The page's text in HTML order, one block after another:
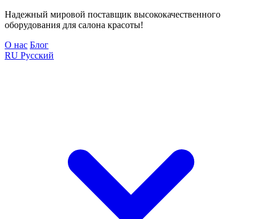
Надежный мировой поставщик высококачественного
оборудования для салона красоты!
О нас Блог
RU Русский